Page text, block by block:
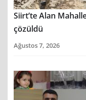
Siirt’te Alan
çözüldü
Ağustos 7, 2026